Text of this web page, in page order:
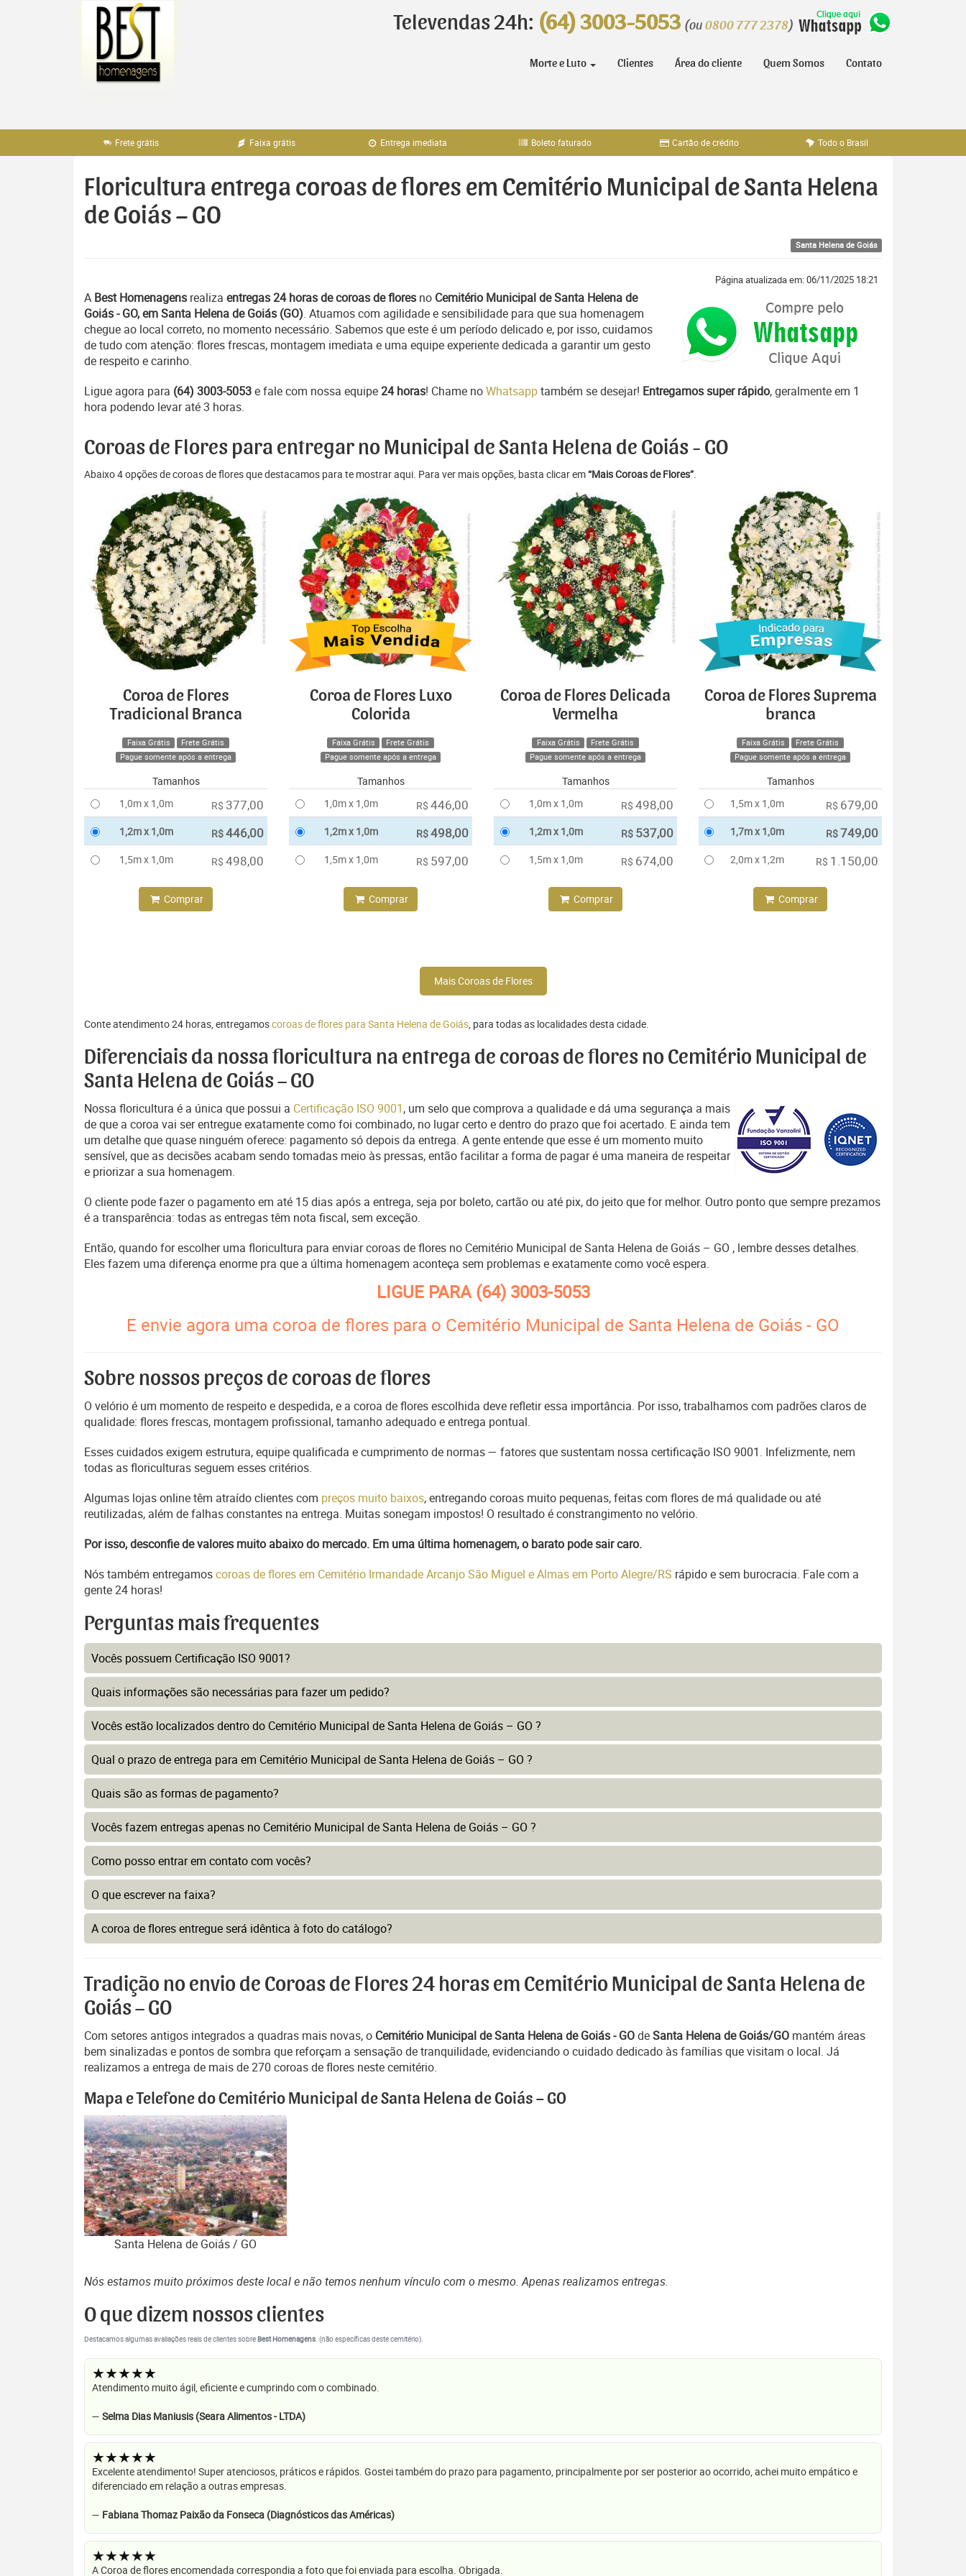
Televendas 24h: (64) 3003-5053 (ou 0800 777 2378)
Morte e Luto Clientes Área do cliente Quem Somos Contato
Frete grátis Faixa grátis Entrega imediata Boleto faturado Cartão de crédito Todo o Brasil
Floricultura entrega coroas de flores em Cemitério Municipal de Santa Helena
de Goiás – GO
Santa Helena de Goiás
Página atualizada em: 06/11/2025 18:21
A Best Homenagens realiza entregas 24 horas de coroas de flores no Cemitério Municipal de Santa Helena de
Goiás - GO, em Santa Helena de Goiás (GO). Atuamos com agilidade e sensibilidade para que sua homenagem
chegue ao local correto, no momento necessário. Sabemos que este é um período delicado e, por isso, cuidamos
de tudo com atenção: flores frescas, montagem imediata e uma equipe experiente dedicada a garantir um gesto
de respeito e carinho.
Ligue agora para (64) 3003-5053e fale com nossa equipe24 horas! Chame noWhatsapptambém se desejar! Entregamos super rápido, geralmente em 1
hora podendo levar até 3 horas.
Coroas de Flores para entregar no Municipal de Santa Helena de Goiás - GO
Abaixo 4 opções de coroas de flores que destacamos para te mostrar aqui. Para ver mais opções, basta clicar em“Mais Coroas de Flores”.
Coroa de Flores
Tradicional Branca
Faixa Grátis
Frete Grátis
Pague somente após a entrega
Tamanhos
1,0m x 1,0m
R$ 377,00
1,2m x 1,0m R$446,00
1,5m x 1,0m R$ 498,00
Comprar
Coroa de Flores Luxo
Colorida
Faixa Grátis
Frete Grátis
Pague somente após a entrega
Tamanhos
1,0m x 1,0m
R$ 446,00
1,2m x 1,0m R$498,00
1,5m x 1,0m R$ 597,00
Comprar
Coroa de Flores Delicada
Vermelha
Faixa Grátis
Frete Grátis
Pague somente após a entrega
Tamanhos
1,0m x 1,0m
R$ 498,00
1,2m x 1,0m R$ 537,00
1,5m x 1,0m R$ 674,00
Comprar
Coroa de Flores Suprema
branca
Faixa Grátis
Frete Grátis
Pague somente após a entrega
Tamanhos
1,5m x 1,0m
R$ 679,00
1,7m x 1,0m R$749,00
2,0m x 1,2m R$ 1.150,00
Comprar
Mais Coroas de Flores
Conte atendimento 24 horas, entregamoscoroas de flores para Santa Helena de Goiás, para todas as localidades desta cidade.
Diferenciais da nossa floricultura na entrega de coroas de flores no Cemitério Municipal de
Santa Helena de Goiás – GO
Nossa floricultura é a única que possui a Certificação ISO 9001, um selo que comprova a qualidade e dá uma segurança a mais
de que a coroa vai ser entregue exatamente como foi combinado, no lugar certo e dentro do prazo que foi acertado. E ainda tem
um detalhe que quase ninguém oferece: pagamento só depois da entrega. A gente entende que esse é um momento muito
sensível, que as decisões acabam sendo tomadas meio às pressas, então facilitar a forma de pagar é uma maneira de respeitar
e priorizar a sua homenagem.
O cliente pode fazer o pagamento em até 15 dias após a entrega, seja por boleto, cartão ou até pix, do jeito que for melhor. Outro ponto que sempre prezamos
é a transparência: todas as entregas têm nota fiscal, sem exceção.
Então, quando for escolher uma floricultura para enviar coroas de flores no Cemitério Municipal de Santa Helena de Goiás – GO , lembre desses detalhes.
Eles fazem uma diferença enorme pra que a última homenagem aconteça sem problemas e exatamente como você espera.
LIGUE PARA(64) 3003-5053
E envie agora uma coroa de flores para o Cemitério Municipal de Santa Helena de Goiás - GO
Sobre nossos preços de coroas de flores
O velório é um momento de respeito e despedida, e a coroa de flores escolhida deve refletir essa importância. Por isso, trabalhamos com padrões claros de
qualidade: flores frescas, montagem profissional, tamanho adequado e entrega pontual.
Esses cuidados exigem estrutura, equipe qualificada e cumprimento de normas — fatores que sustentam nossa certificação ISO 9001. Infelizmente, nem
todas as floriculturas seguem esses critérios.
Algumas lojas online têm atraído clientes com preços muito baixos, entregando coroas muito pequenas, feitas com flores de má qualidade ou até
reutilizadas, além de falhas constantes na entrega. Muitas sonegam impostos! O resultado é constrangimento no velório.
Por isso, desconfie de valores muito abaixo do mercado. Em uma última homenagem, o barato pode sair caro.
Nós também entregamoscoroas de flores em Cemitério Irmandade Arcanjo São Miguel e Almas em Porto Alegre/RS rápido e sem burocracia. Fale com a
gente 24 horas!
Perguntas mais frequentes
Vocês possuem Certificação ISO 9001?
Quais informações são necessárias para fazer um pedido?
Vocês estão localizados dentro do Cemitério Municipal de Santa Helena de Goiás – GO ?
Qual o prazo de entrega para em Cemitério Municipal de Santa Helena de Goiás – GO ?
Quais são as formas de pagamento?
Vocês fazem entregas apenas no Cemitério Municipal de Santa Helena de Goiás – GO ?
Como posso entrar em contato com vocês?
O que escrever na faixa?
A coroa de flores entregue será idêntica à foto do catálogo?
Tradição no envio de Coroas de Flores 24 horas em Cemitério Municipal de Santa Helena de
Goiás – GO
Com setores antigos integrados a quadras mais novas, o Cemitério Municipal de Santa Helena de Goiás - GOdeSanta Helena de Goiás/GO mantém áreas
bem sinalizadas e pontos de sombra que reforçam a sensação de tranquilidade, evidenciando o cuidado dedicado às famílias que visitam o local. Já
realizamos a entrega de mais de 270 coroas de flores neste cemitério.
Mapa e Telefone do Cemitério Municipal de Santa Helena de Goiás – GO
Santa Helena de Goiás / GO
Nós estamos muito próximos deste local e não temos nenhum vínculo com o mesmo. Apenas realizamos entregas.
O que dizem nossos clientes
Destacamos algumas avaliações reais de clientes sobreBest Homenagens. (não específicas deste cemitério).
★★★★★
Atendimento muito ágil, eficiente e cumprindo com o combinado.
— Selma Dias Maniusis (Seara Alimentos - LTDA)
★★★★★
Excelente atendimento! Super atenciosos, práticos e rápidos. Gostei também do prazo para pagamento, principalmente por ser posterior ao ocorrido, achei muito empático e
diferenciado em relação a outras empresas.
— Fabiana Thomaz Paixão da Fonseca (Diagnósticos das Américas)
★★★★★
A Coroa de flores encomendada correspondia a foto que foi enviada para escolha. Obrigada.